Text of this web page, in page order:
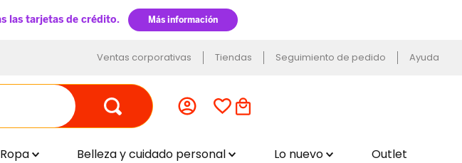
Ventas corporativas Tiendas Seguimiento de pedido Ayuda
Ropa Belleza y cuidado personal Lo nuevo Outlet